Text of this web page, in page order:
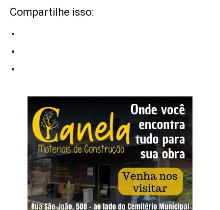
Compartilhe isso: